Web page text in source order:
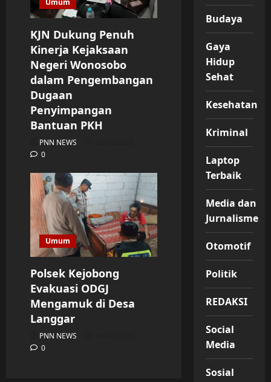
KJN Dukung Penuh
Kinerja Kejaksaan
Negeri Wonosobo
dalam Pengembangan
Dugaan
Penyimpangan
Bantuan PKH
PNN NEWS
0
Umum
Polsek Kejobong
Evakuasi ODGJ
Mengamuk di Desa
Langgar
PNN NEWS
0
Budaya
Gaya
Hidup
Sehat
Kesehatan
Kriminal
Laptop
Terbaik
Media dan
Jurnalisme
Otomotif
Politik
REDAKSI
Social
Media
Sosial